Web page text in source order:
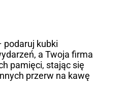
podaruj kubki
a Twoja firma
pamięci, stając się
przerw na kawę